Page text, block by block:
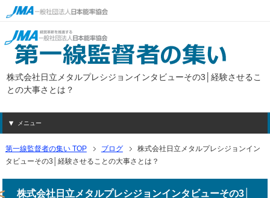
株式会社日立メタルプレシジョンインタビューその3│経験させるこ
との大事さとは？
メニュー
第一線監督者の集い TOP ブログ
株式会社日立メタルプレシジョンイン
タビューその3│経験させることの大事さとは？
株式会社日立メタルプレシジョンインタビューその3│